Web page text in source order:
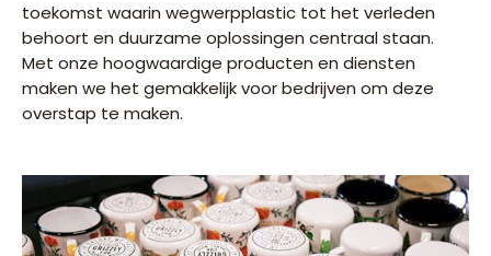
toekomst waarin wegwerpplastic tot het verleden
behoort en duurzame oplossingen centraal staan.
Met onze hoogwaardige producten en diensten
maken we het gemakkelijk voor bedrijven om deze
overstap te maken.